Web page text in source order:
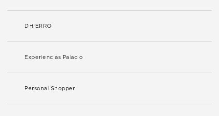
DHIERRO
Experiencias Palacio
Personal Shopper